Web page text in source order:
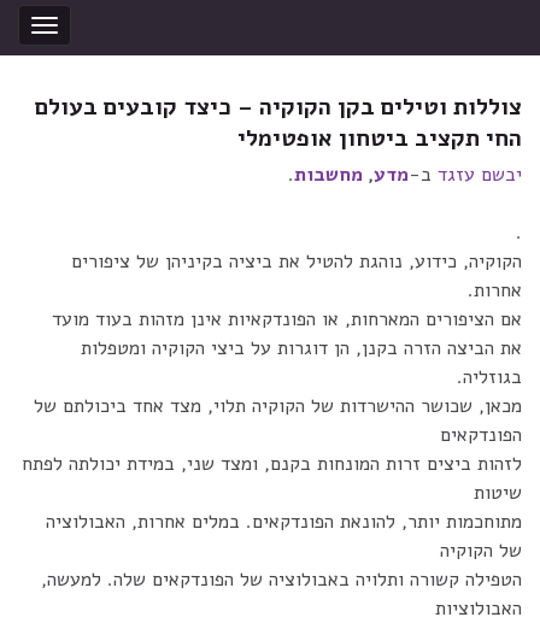
החלף
ניווט
צוללות וטילים בקן הקוקיה – כיצד קובעים בעולם
החי תקציב ביטחון אופטימלי
יבשם עזגד ב-מדע, מחשבות.
.
הקוקיה, כידוע, נוהגת להטיל את ביציה בקיניהן של ציפורים
אחרות.
אם הציפורים המארחות, או הפונדקאיות אינן מזהות בעוד מועד
את הביצה הזרה בקנן, הן דוגרות על ביצי הקוקיה ומטפלות
בגוזליה.
מכאן, שכושר ההישרדות של הקוקיה תלוי, מצד אחד ביכולתם של
הפונדקאים
לזהות ביצים זרות המונחות בקנם, ומצד שני, במידת יכולתה לפתח
שיטות
מתוחכמות יותר, להונאת הפונדקאים. במלים אחרות, האבולוציה
של הקוקיה
הטפילה קשורה ותלויה באבולוציה של הפונדקאים שלה. למעשה,
האבולוציות